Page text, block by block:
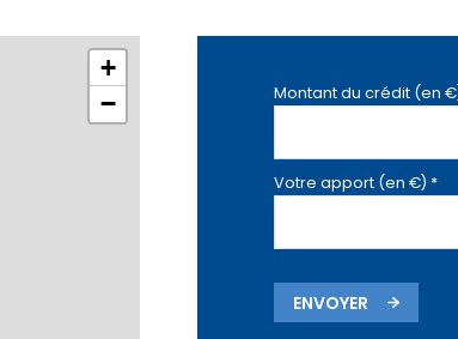
+
−
Montant du crédit (en
Votre apport (en €) *
ENVOYER